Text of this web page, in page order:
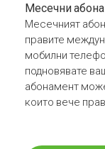
Месечни
Месечният
правите
мобилни
подновявате
абонамент
които вече